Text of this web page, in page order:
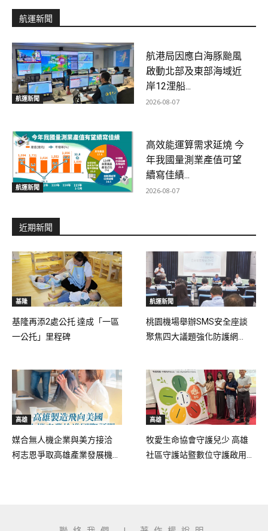
航運新聞
航運新聞
航港局因應白海豚颱風
啟動北部及東部海域近
岸12浬船...
2026-08-07
航運新聞
高效能運算需求延燒 今
年我國量測業產值可望
續寫佳績...
2026-08-07
近期新聞
基隆
基隆再添2處公托 達成「一區
一公托」里程碑
航運新聞
桃園機場舉辦SMS安全座談
聚焦四大議題強化防護網...
高雄
媒合無人機企業與美方接洽
柯志恩爭取高雄產業發展機...
高雄
牧愛生命協會守護兒少 高雄
社區守護站暨數位守護啟用...